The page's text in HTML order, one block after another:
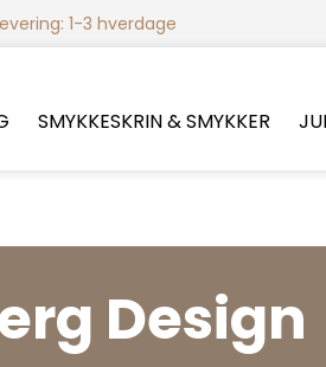
1-3 hverdage
SMYKKESKRIN & SMYKKER
Design